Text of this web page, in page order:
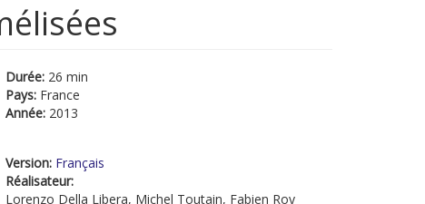
Durée: 26 min
Pays: France
Année: 2013
Version: Français
Réalisateur:
Lorenzo Della Libera, Michel Toutain, Fabien Roy